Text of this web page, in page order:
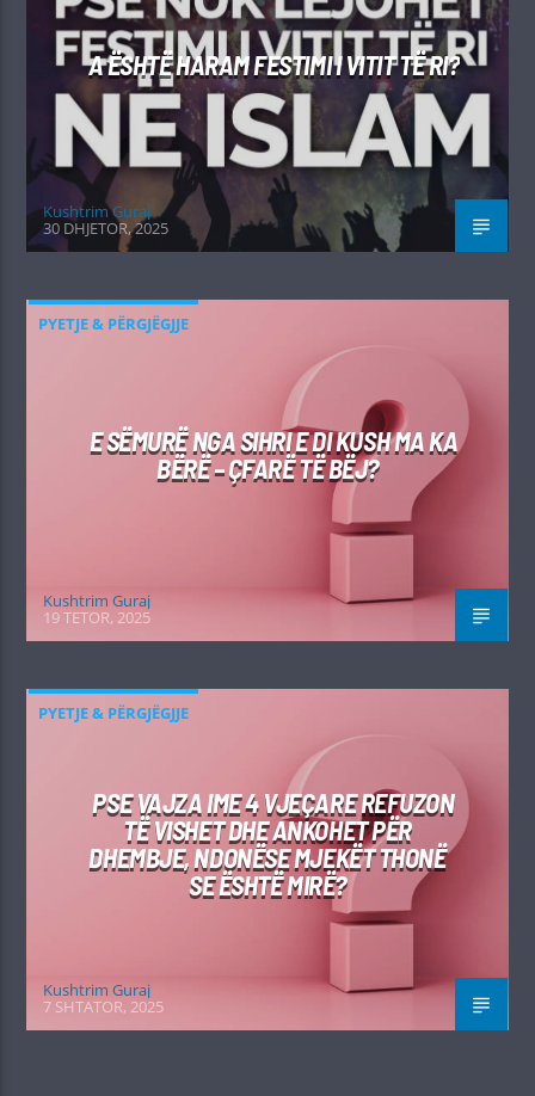
A ËSHTË HARAM FESTIMI I VITIT TË RI?
Kushtrim Guraj
30 DHJETOR, 2025
PYETJE & PËRGJËGJJE
E SËMURË NGA SIHRI E DI KUSH MA KA
BËRË – ÇFARË TË BËJ?
Kushtrim Guraj
19 TETOR, 2025
PYETJE & PËRGJËGJJE
PSE VAJZA IME 4 VJEÇARE REFUZON
TË VISHET DHE ANKOHET PËR
DHEMBJE, NDONËSE MJEKËT THONË
SE ËSHTË MIRË?
Kushtrim Guraj
7 SHTATOR, 2025